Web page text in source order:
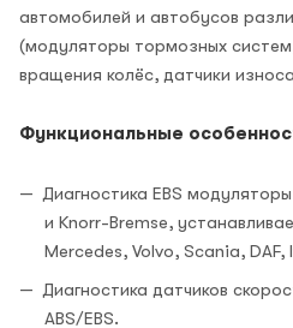
автомобилей и автобусов
(модуляторы тормозных
вращения колёс, датчики
Функциональные
Диагностика EBS
и Knorr-Bremse,
Mercedes, Volvo, Scania, DAF,
Диагностика датчиков
ABS/EBS.